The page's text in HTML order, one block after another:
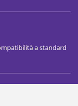
a standard